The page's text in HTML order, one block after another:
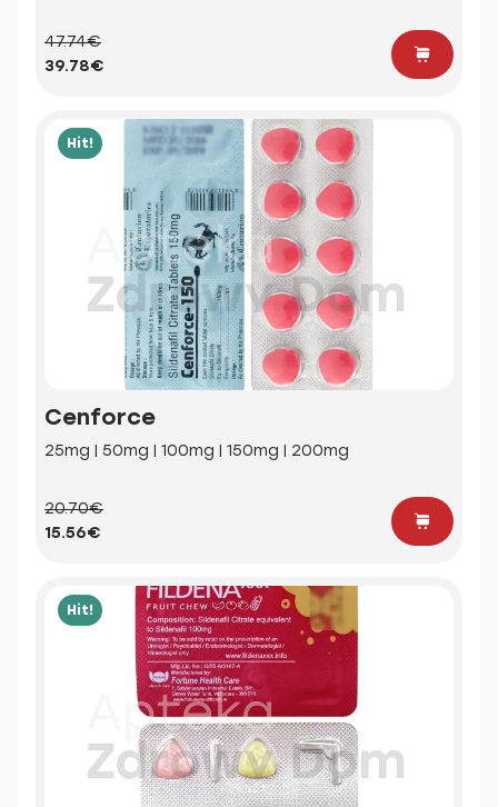
47.74€
39.78€
Hit!
Cenforce
25mg | 50mg | 100mg | 150mg | 200mg
20.70€
15.56€
Hit!